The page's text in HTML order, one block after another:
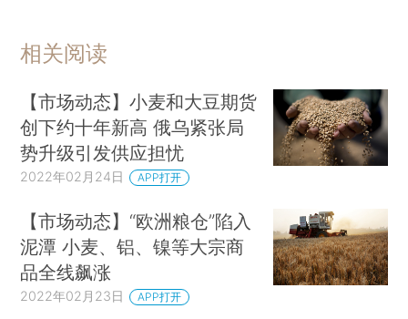
相关阅读
【市场动态】小麦和大豆期货
创下约十年新高 俄乌紧张局
势升级引发供应担忧
2022年02月24日 APP打开
【市场动态】“欧洲粮仓”陷入
泥潭 小麦、铝、镍等大宗商
品全线飙涨
2022年02月23日 APP打开